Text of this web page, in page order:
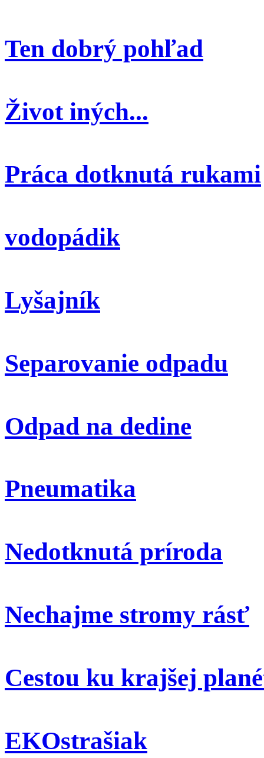
Ten dobrý pohľad
Život iných...
Práca dotknutá rukami
vodopádik
Lyšajník
Separovanie odpadu
Odpad na dedine
Pneumatika
Nedotknutá príroda
Nechajme stromy rásť
Cestou ku krajšej
EKOstrašiak